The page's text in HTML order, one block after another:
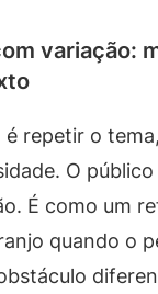
variação:
repetir o
O
É como um
quando o